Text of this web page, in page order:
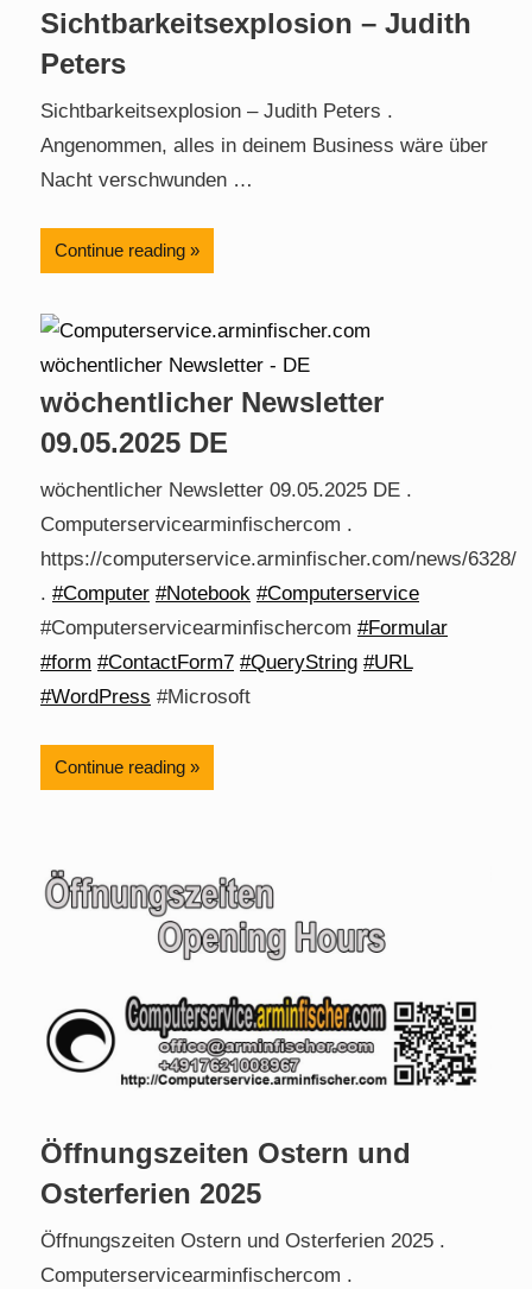
Sichtbarkeitsexplosion – Judith
Peters
Sichtbarkeitsexplosion – Judith Peters .
Angenommen, alles in deinem Business wäre über
Nacht verschwunden …
Continue reading
wöchentlicher Newsletter
09.05.2025 DE
wöchentlicher Newsletter 09.05.2025 DE .
Computerservicearminfischercom .
https://computerservice.arminfischer.com/news/6328/
. #Computer #Notebook #Computerservice
#Computerservicearminfischercom #Formular
#form #ContactForm7 #QueryString #URL
#WordPress #Microsoft
Continue reading
Öffnungszeiten Ostern und
Osterferien 2025
Öffnungszeiten Ostern und Osterferien 2025 .
Computerservicearminfischercom .